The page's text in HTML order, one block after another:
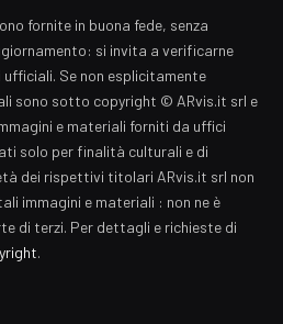
fornite in buona fede, senza
si invita a verificarne
Se non esplicitamente
sono sotto copyright © ARvis.it srl e
e materiali forniti da uffici
solo per finalità culturali e di
dei rispettivi titolari ARvis.it srl non
immagini e materiali : non ne è
di terzi. Per dettagli e richieste di
.